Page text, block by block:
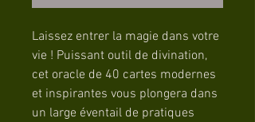
Laissez entrer la magie dans votre
vie ! Puissant outil de divination,
cet oracle de 40 cartes modernes
et inspirantes vous plongera dans
un large éventail de pratiques